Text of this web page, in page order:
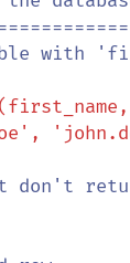
'Doe',
don't